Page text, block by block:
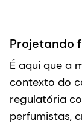
Projetando
É aqui que a
contexto do
regulatória
perfumistas,